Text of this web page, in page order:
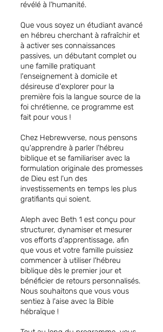
révélé à l'humanité.
Que vous soyez un étudiant avancé
en hébreu cherchant à rafraîchir et
à activer ses connaissances
passives, un débutant complet ou
une famille pratiquant
l'enseignement à domicile et
désireuse d'explorer pour la
première fois la langue source de la
foi chrétienne, ce programme est
fait pour vous !
Chez Hebrewverse, nous pensons
qu'apprendre à parler l'hébreu
biblique et se familiariser avec la
formulation originale des promesses
de Dieu est l'un des
investissements en temps les plus
gratifiants qui soient.
Aleph avec Beth 1 est conçu pour
structurer, dynamiser et mesurer
vos efforts d'apprentissage, afin
que vous et votre famille puissiez
commencer à utiliser l'hébreu
biblique dès le premier jour et
bénéficier de retours personnalisés.
Nous souhaitons que vous vous
sentiez à l'aise avec la Bible
hébraïque !